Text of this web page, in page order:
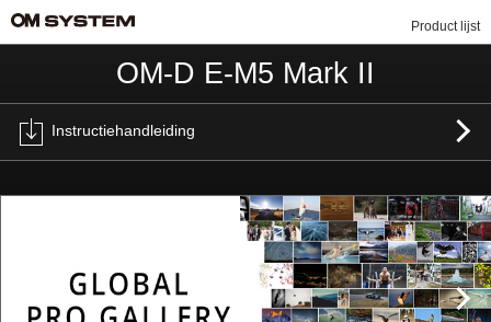
Product lijst
OM-D E-M5 Mark II
Instructiehandleiding